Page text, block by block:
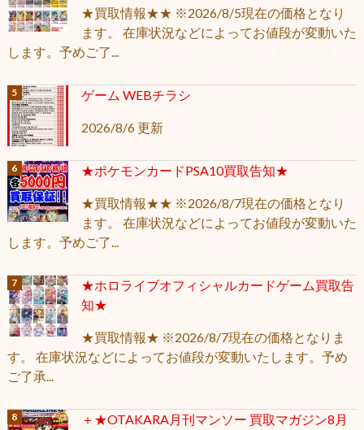
★買取情報★★ ※2026/8/5現在の価格となり
ます。 在庫状況などによってお値段が変動いた
します。予めご了...
ゲーム WEBチラシ
2026/8/6 更新
★ポケモンカードPSA10買取告知★
★買取情報★★ ※2026/8/7現在の価格となり
ます。 在庫状況などによってお値段が変動いた
します。予めご了...
★ホロライブオフィシャルカードゲーム買取告
知★
★買取情報★ ※2026/8/7現在の価格となりま
す。 在庫状況などによってお値段が変動いたします。予め
ご了承...
＋★OTAKARA月刊マンソー 買取マガジン8月